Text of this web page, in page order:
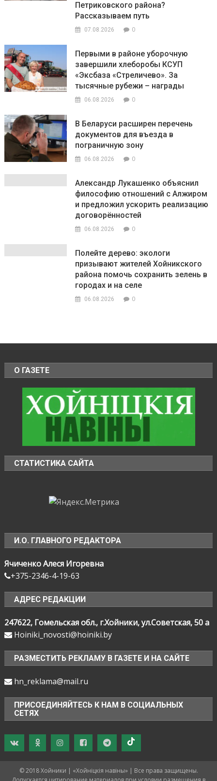
Петриковского района?
Рассказываем путь
07.08.2026 0
Первыми в районе уборочную
завершили хлеборобы КСУП
«Эксбаза «Стреличево». За
тысячные рубежи – награды
06.08.2026 0
В Беларуси расширен перечень
документов для въезда в
пограничную зону
06.08.2026 0
Александр Лукашенко объяснил
философию отношений с Алжиром
и предложил ускорить реализацию
договорённостей
06.08.2026 0
Полейте дерево: экологи
призывают жителей Хойникского
района помочь сохранить зелень в
городах и на селе
06.08.2026 0
О ГАЗЕТЕ
СТАТИСТИКА САЙТА
И.О. ГЛАВНОГО РЕДАКТОРА
Ячиченко Алеся Игоревна
+375-2346-4-19-63
АДРЕС РЕДАКЦИИ
247622, Гомельская обл., г.Хойники, ул.Советская, 50 а
Hoiniki_novosti@hoiniki.by
РАЗМЕСТИТЬ РЕКЛАМУ В ГАЗЕТЕ И НА САЙТЕ
hn_reklama@mail.ru
ПРИСОЕДИНЯЙТЕСЬ К НАМ В СОЦИАЛЬНЫХ
СЕТЯХ
© 2018 Хойники | «Хойнiцкiя навiны» | Все права защищены.